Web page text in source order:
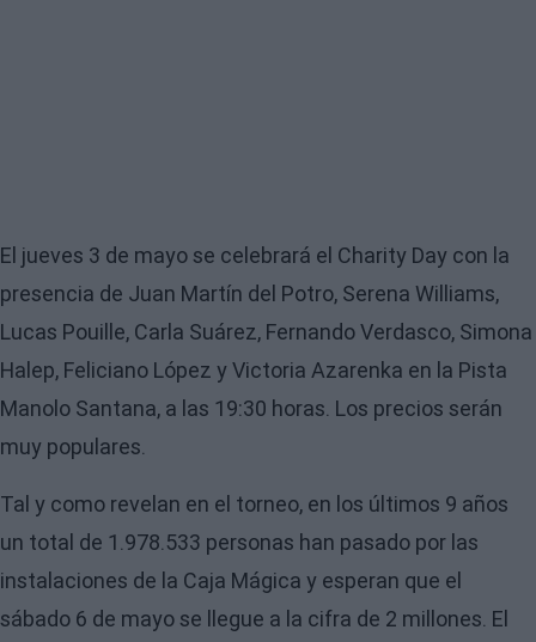
El jueves 3 de mayo se celebrará el Charity Day con la
presencia de Juan Martín del Potro, Serena Williams,
Lucas Pouille, Carla Suárez, Fernando Verdasco, Simona
Halep, Feliciano López y Victoria Azarenka en la Pista
Manolo Santana, a las 19:30 horas. Los precios serán
muy populares.
Tal y como revelan en el torneo, en los últimos 9 años
un total de 1.978.533 personas han pasado por las
instalaciones de la Caja Mágica y esperan que el
sábado 6 de mayo se llegue a la cifra de 2 millones. El